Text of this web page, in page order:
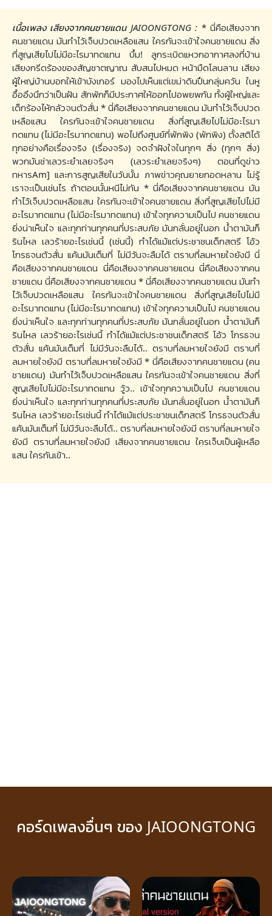
เนื้อเพลง เสียงจากคนชายแดน JAIOONGTONG : * นี่คือเสียงจาก
คนชายแดน มันทำไว้เจ็บปวดเหลือแสน ใครกันจะเข้าใจคนชายแดน สิ่ง
ที่สูญเสียไปไม่มีอะไรมาทดแทน บึ้ม! ลูกระเบิดแหวกอากาศลงที่บ้าน
เสียงกรีดร้องของสัญชาตญาณ สับสนไปหมด หน้ามืดโลนลาน เสียง
ผู้ใหญ่บ้านบอกให้เข้าบังเกอร์ มองไปเห็นแต่เขม่าดินปืนกลุ่มควัน ในหู
อื้ออึงนึกว่าเป็นฝัน สักพักก็มีประกาศให้ออกไปอพยพกัน ทั้งผู้ใหญ่และ
เด็กร้องไห้กลัวจนตัวสั่น * นี่คือเสียงจากคนชายแดน มันทำไว้เจ็บปวด
เหลือแสน ใครกันจะเข้าใจคนชายแดน สิ่งที่สูญเสียไปไม่มีอะไรมา
ทดแทน (ไม่มีอะไรมาทดแทน) พอไปถึงศูนย์ที่พักพิง (พักพิง) ตั้งสติได้
ทุกอย่างคือเรื่องจริง (เรื่องจริง) จดจำฝังใจในทุกๆ สิ่ง (ทุกๆ สิ่ง)
พวกมันช่าเลวระยำเลยจริงๆ (เลวระยำเลยจริงๆ) ตอนที่ดูข่าว
ทหารAm] และการสูญเสียในวันนั้น ภาพข่าวคุณยายกอดหลาน ไม่รู้
เราจะเป็นเช่นไร ถ้าตอนนั้นหนีไม่ทัน * นี่คือเสียงจากคนชายแดน มัน
ทำไว้เจ็บปวดเหลือแสน ใครกันจะเข้าใจคนชายแดน สิ่งที่สูญเสียไปไม่มี
อะไรมาทดแทน (ไม่มีอะไรมาทดแทน) เข้าใจทุกความเป็นไป คนชายแดน
ยิ่งน่าเห็นใจ และทุกท่านทุกคนที่ประสบภัย มันกลั่นอยู่ในอก น้ำตามันก็
รินไหล เลวร้ายอะไรเช่นนี้ (เช่นนี้) ทำได้แม้แต่ประชาชนเด็กสตรี โอ้ว
โกรธจนตัวสั่น แค้นมันเต็มที่ ไม่มีวันจะลืมได้ ตราบที่ลมหายใจยังมี นี่
คือเสียงจากคนชายแดน นี่คือเสียงจากคนชายแดน นี่คือเสียงจากคน
ชายแดน นี่คือเสียงจากคนชายแดน * นี่คือเสียงจากคนชายแดน มันทำ
ไว้เจ็บปวดเหลือแสน ใครกันจะเข้าใจคนชายแดน สิ่งที่สูญเสียไปไม่มี
อะไรมาทดแทน (ไม่มีอะไรมาทดแทน) เข้าใจทุกความเป็นไป คนชายแดน
ยิ่งน่าเห็นใจ และทุกท่านทุกคนที่ประสบภัย มันกลั่นอยู่ในอก น้ำตามันก็
รินไหล เลวร้ายอะไรเช่นนี้ ทำได้แม้แต่ประชาชนเด็กสตรี โอ้ว โกรธจน
ตัวสั่น แค้นมันเต็มที่ ไม่มีวันจะลืมได้.. ตราบที่ลมหายใจยังมี ตราบที่
ลมหายใจยังมี ตราบที่ลมหายใจยังมี * นี่คือเสียงจากคนชายแดน (คน
ชายแดน) มันทำไว้เจ็บปวดเหลือแสน ใครกันจะเข้าใจคนชายแดน สิ่งที่
สูญเสียไปไม่มีอะไรมาทดแทน วู้ว.. เข้าใจทุกความเป็นไป คนชายแดน
ยิ่งน่าเห็นใจ และทุกท่านทุกคนที่ประสบภัย มันกลั่นอยู่ในอก น้ำตามันก็
รินไหล เลวร้ายอะไรเช่นนี้ ทำได้แม้แต่ประชาชนเด็กสตรี โกรธจนตัวสั่น
แค้นมันเต็มที่ ไม่มีวันจะลืมได้.. ตราบที่ลมหายใจยังมี ตราบที่ลมหายใจ
ยังมี ตราบที่ลมหายใจยังมี เสียงจากคนชายแดน ใครเจ็บเป็นผู้เหลือ
แสน ใครกันเข้า..
คอร์ดเพลงอื่นๆ ของ JAIOONGTONG